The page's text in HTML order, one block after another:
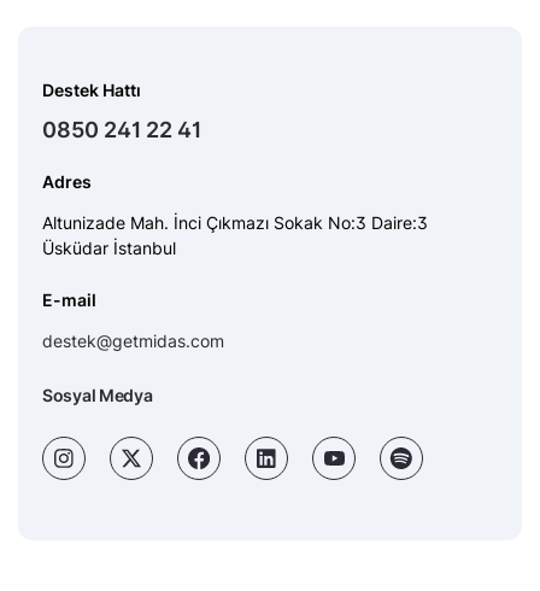
Destek Hattı
0850 241 22 41
Adres
Altunizade Mah. İnci Çıkmazı Sokak No:3 Daire:3
Üsküdar İstanbul
E-mail
destek@getmidas.com
Sosyal Medya